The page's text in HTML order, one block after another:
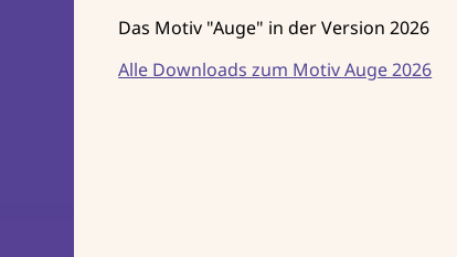
Das Motiv "Auge" in der Version 2026
Alle Downloads zum Motiv Auge 2026